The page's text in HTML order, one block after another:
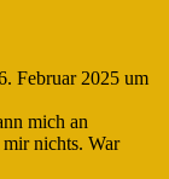
Februar 2025 um
mich an
nichts. War